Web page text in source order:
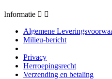
Informatie  
Algemene
Milieu-bericht
Privacy
Herroepingsrecht
Verzending en betaling